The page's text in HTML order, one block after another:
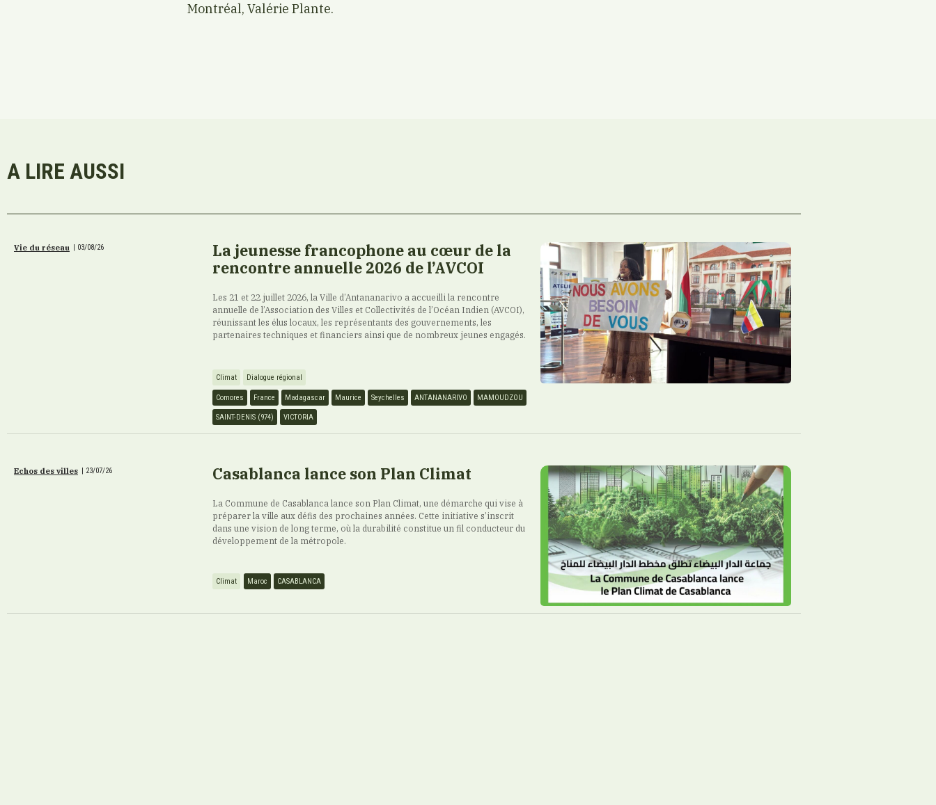
Montréal, Valérie Plante.
A LIRE AUSSI
Vie du réseau 03/08/26
La jeunesse francophone au cœur de la
rencontre annuelle 2026 de l’AVCOI
Les 21 et 22 juillet 2026, la Ville d’Antananarivo a accueilli la rencontre
annuelle de l’Association des Villes et Collectivités de l’Océan Indien (AVCOI),
réunissant les élus locaux, les représentants des gouvernements, les
partenaires techniques et financiers ainsi que de nombreux jeunes engagés.
Climat Dialogue régional
Comores France Madagascar Maurice Seychelles ANTANANARIVO MAMOUDZOU
SAINT-DENIS (974) VICTORIA
Echos des villes | 23/07/26 Casablanca lance son Plan Climat
La Commune de Casablanca lance son Plan Climat, une démarche qui vise à
préparer la ville aux défis des prochaines années. Cette initiative s’inscrit
dans une vision de long terme, où la durabilité constitue un fil conducteur du
développement de la métropole.
Climat Maroc CASABLANCA